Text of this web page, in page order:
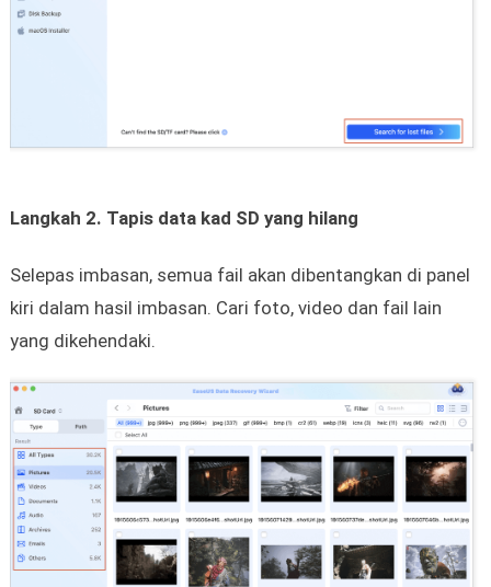
Langkah 2. Tapis data kad SD yang hilang
Selepas imbasan, semua fail akan dibentangkan di panel
kiri dalam hasil imbasan. Cari foto, video dan fail lain
yang dikehendaki.